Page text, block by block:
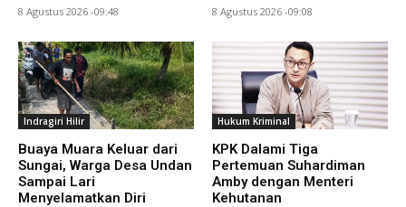
8 Agustus 2026 -09:48 8 Agustus 2026 -09:08
Indragiri Hilir
Buaya Muara Keluar dari
Sungai, Warga Desa Undan
Sampai Lari
Menyelamatkan Diri
Hukum Kriminal
KPK Dalami Tiga
Pertemuan Suhardiman
Amby dengan Menteri
Kehutanan